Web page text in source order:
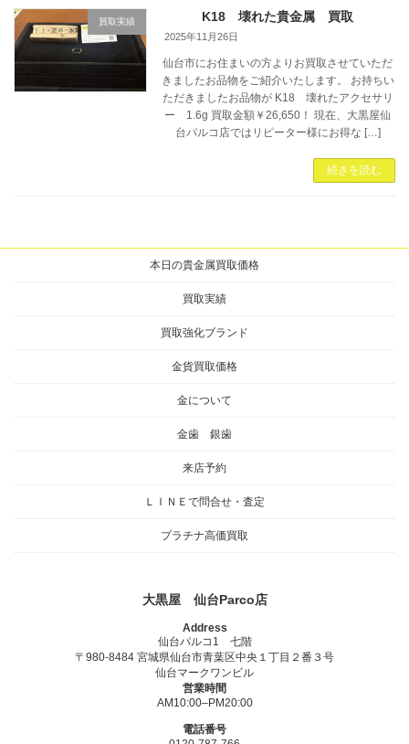
買取実績 K18 壊れた貴金属 買取
2025年11月26日
仙台市にお住まいの方よりお買取させていただ
きましたお品物をご紹介いたします。 お持ちい
ただきましたお品物が K18 壊れたアクセサリ
ー 1.6g 買取金額￥26,650！ 現在、大黒屋仙
台パルコ店ではリピーター様にお得な […]
続きを読む
本日の貴金属買取価格
買取実績
買取強化ブランド
金貨買取価格
金について
金歯 銀歯
来店予約
ＬＩＮＥで問合せ・査定
プラチナ高価買取
大黒屋 仙台Parco店
Address
仙台パルコ1 七階
〒980-8484 宮城県仙台市青葉区中央１丁目２番３号
仙台マークワンビル
営業時間
AM10:00–PM20:00
電話番号